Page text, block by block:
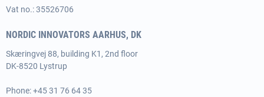
Vat no.: 35526706
NORDIC INNOVATORS AARHUS, DK
Skæringvej 88, building K1, 2nd floor
DK-8520 Lystrup
Phone:+45 31 76 64 35